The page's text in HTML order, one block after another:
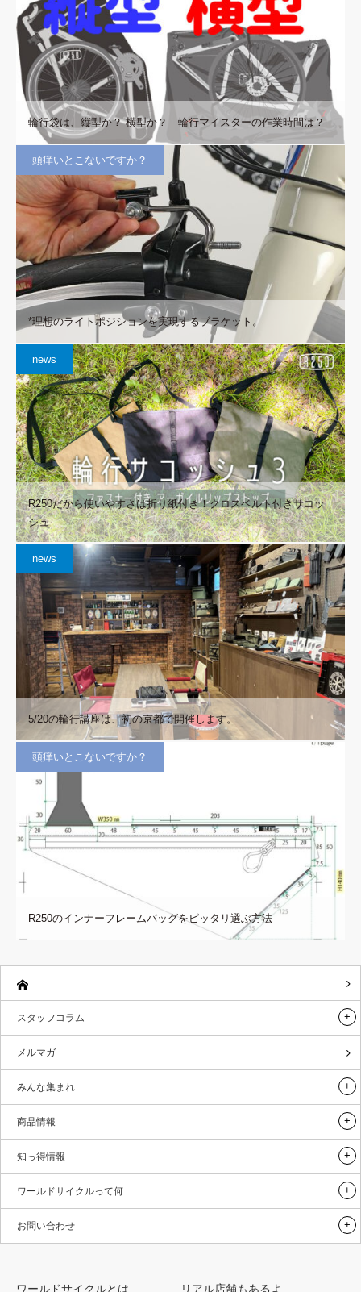
輪行袋は、縦型か？ 横型か？ 輪行マイスターの作業時間は？
頭痒いとこないですか？
*理想のライトポジションを実現するブラケット。
news
R250だから使いやすさは折り紙付き！クロスベルト付きサコッ
シュ
news
5/20の輪行講座は、初の京都で開催します。
頭痒いとこないですか？
R250のインナーフレームバッグをピッタリ選ぶ方法
スタッフコラム
メルマガ
みんな集まれ
商品情報
知っ得情報
ワールドサイクルって何
お問い合わせ
ワールドサイクルとは リアル店舗もあるよ